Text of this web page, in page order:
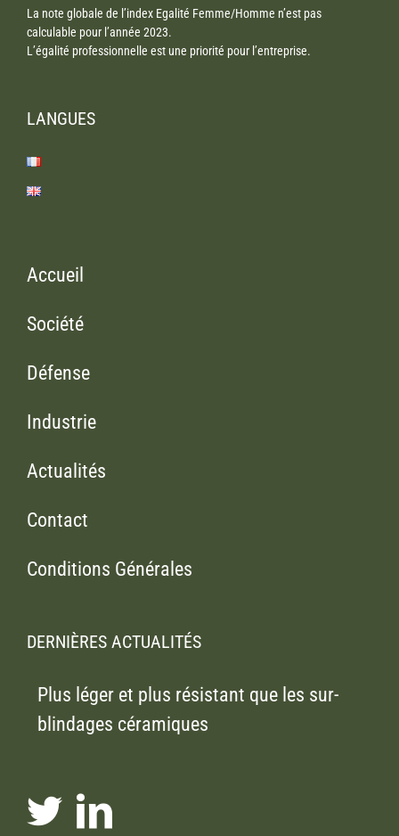
La note globale de l’index Egalité Femme/Homme n’est pas
calculable pour l’année 2023.
L’égalité professionnelle est une priorité pour l’entreprise.
LANGUES
Accueil
Société
Défense
Industrie
Actualités
Contact
Conditions Générales
DERNIÈRES ACTUALITÉS
Plus léger et plus résistant que les sur-
blindages céramiques